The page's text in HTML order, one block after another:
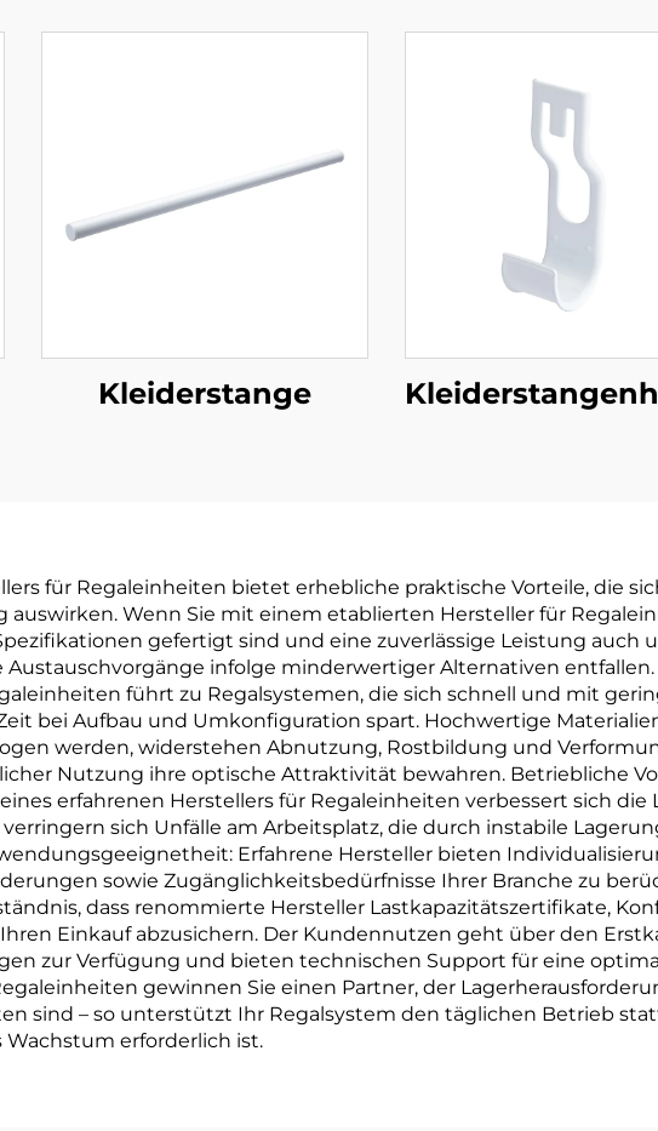
Kleiderstange
für Regaleinheiten bietet erhebliche praktische Vorteile, die
Wenn Sie mit einem etablierten Hersteller für
gefertigt sind und eine zuverlässige Leistung auch
infolge minderwertiger Alternativen
führt zu Regalsystemen, die sich schnell und mit
bei Aufbau und Umkonfiguration spart. Hochwertige
werden, widerstehen Abnutzung, Rostbildung und
Nutzung ihre optische Attraktivität bewahren. Betriebliche
erfahrenen Herstellers für Regaleinheiten verbessert sich
sich Unfälle am Arbeitsplatz, die durch instabile
Erfahrene Hersteller bieten
sowie Zugänglichkeitsbedürfnisse Ihrer Branche zu
dass renommierte Hersteller Lastkapazitätszertifikate,
Einkauf abzusichern. Der Kundennutzen geht über den
zur Verfügung und bieten technischen Support für eine
gewinnen Sie einen Partner, der
sind – so unterstützt Ihr Regalsystem den täglichen Betrieb
erforderlich ist.